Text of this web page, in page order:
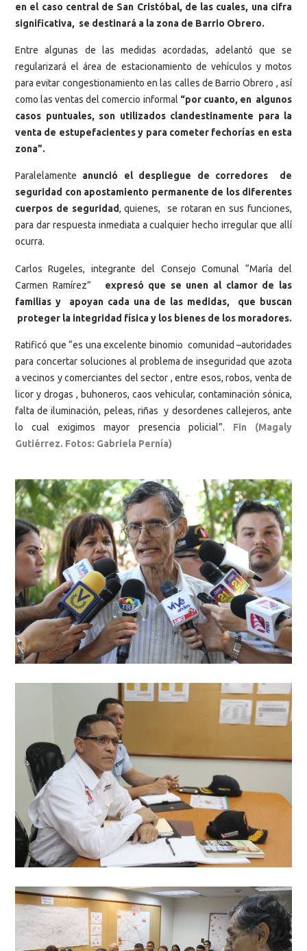
en el caso central de San Cristóbal, de las cuales, una cifra
significativa, se destinará a la zona de Barrio Obrero.
Entre algunas de las medidas acordadas, adelantó que se
regularizará el área de estacionamiento de vehículos y motos
para evitar congestionamiento en las calles de Barrio Obrero , así
como las ventas del comercio informal “por cuanto, en algunos
casos puntuales, son utilizados clandestinamente para la
venta de estupefacientes y para cometer fechorías en esta
zona”.
Paralelamente anunció el despliegue de corredores de
seguridad con apostamiento permanente de los diferentes
cuerpos de seguridad, quienes, se rotaran en sus funciones,
para dar respuesta inmediata a cualquier hecho irregular que allí
ocurra.
Carlos Rugeles, integrante del Consejo Comunal “María del
Carmen Ramírez” expresó que se unen al clamor de las
familias y apoyan cada una de las medidas, que buscan
proteger la integridad física y los bienes de los moradores.
Ratificó que “es una excelente binomio comunidad –autoridades
para concertar soluciones al problema de inseguridad que azota
a vecinos y comerciantes del sector , entre esos, robos, venta de
licor y drogas , buhoneros, caos vehicular, contaminación sónica,
falta de iluminación, peleas, riñas y desordenes callejeros, ante
lo cual exigimos mayor presencia policial”. Fin (Magaly
Gutiérrez. Fotos: Gabriela Pernía)